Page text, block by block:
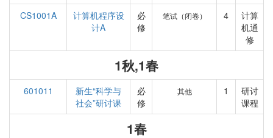
CS1001A
计算机程序设
计A
必
修
笔试（闭卷） 4
计算
机通
修
1秋,1春
601011
新生“科学与
社会”研讨课
必
修
其他 1
研讨
课程
1春